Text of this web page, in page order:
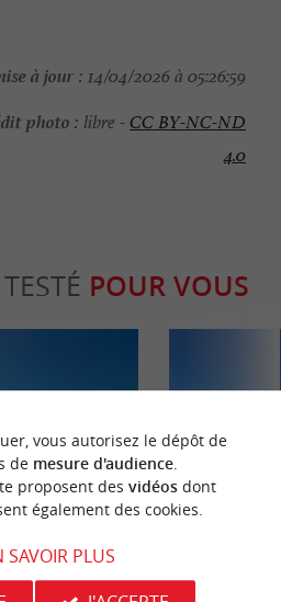
à jour : 14/04/2026 à 05:26:59
photo : libre -CC BY-NC-ND
4.0
POUR VOUS
Médoc pour
Culturelle
vous autorisez le dépôt de
de mesure d'audience.
proposent des vidéosdont
également des cookies.
SAVOIR PLUS